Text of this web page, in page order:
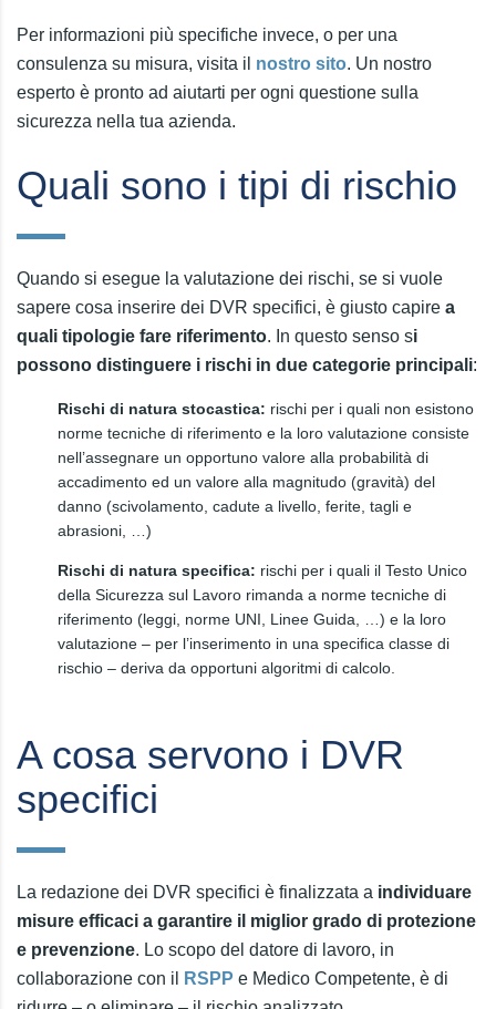
Per informazioni più specifiche invece, o per una
consulenza su misura, visita il nostro sito. Un nostro
esperto è pronto ad aiutarti per ogni questione sulla
sicurezza nella tua azienda.
Quali sono i tipi di rischio
Quando si esegue la valutazione dei rischi, se si vuole
sapere cosa inserire dei DVR specifici, è giusto capire a
quali tipologie fare riferimento. In questo senso si
possono distinguere i rischi in due categorie principali:
Rischi di natura stocastica: rischi per i quali non esistono
norme tecniche di riferimento e la loro valutazione consiste
nell’assegnare un opportuno valore alla probabilità di
accadimento ed un valore alla magnitudo (gravità) del
danno (scivolamento, cadute a livello, ferite, tagli e
abrasioni, …)
Rischi di natura specifica: rischi per i quali il Testo Unico
della Sicurezza sul Lavoro rimanda a norme tecniche di
riferimento (leggi, norme UNI, Linee Guida, …) e la loro
valutazione – per l’inserimento in una specifica classe di
rischio – deriva da opportuni algoritmi di calcolo.
A cosa servono i DVR
specifici
La redazione dei DVR specifici è finalizzata a individuare
misure efficaci a garantire il miglior grado di protezione
e prevenzione. Lo scopo del datore di lavoro, in
collaborazione con il
RSPP e Medico Competente, è di